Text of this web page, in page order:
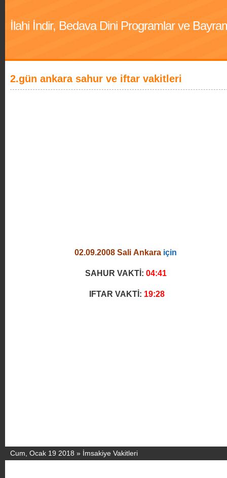
İlahi İndir, Bedava Dini Programlar ve
2.gün ankara sahur ve iftar vakitleri
02.09.2008 Sali Ankara için
SAHUR VAKTİ: 04:41
IFTAR VAKTİ: 19:28
Cum, Ocak 19 2018 » İmsakiye Vakitleri